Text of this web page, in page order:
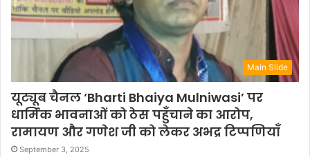
Main Slide
यूट्यूब चैनल ‘Bharti Bhaiya Mulniwasi’ पर
धार्मिक भावनाओं को ठेस पहुँचाने का आरोप,
रामायण और गणेश जी को लेकर अभद्र टिप्पणियाँ
September 3, 2025